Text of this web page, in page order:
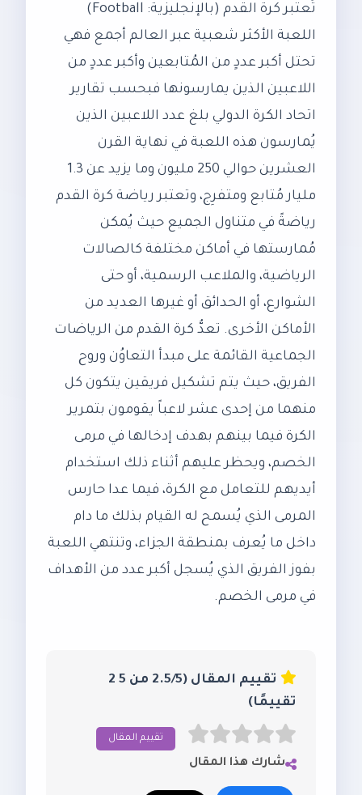
تُعتبر كرة القدم (بالإنجليزية: Football)
اللعبة الأكثر شعبية عبر العالم أجمع فهي
تحتل أكبر عددٍ من المُتابعين وأكبر عددٍ من
اللاعبين الذين يمارسونها فبحسب تقارير
اتحاد الكرة الدولي بلغ عدد اللاعبين الذين
يُمارسون هذه اللعبة في نهاية القرن
العشرين حوالي 250 مليون وما يزيد عن 1.3
مليار مُتابع ومتفرِج، وتعتبر رياضة كرة القدم
رياضةً في متناول الجميع حيث يُمكن
مُمارستها في أماكن مختلفة كالصالات
الرياضية، والملاعب الرسمية، أو حتى
الشوارع، أو الحدائق أو غيرها العديد من
الأماكن الأخرى. تعدُّ كرة القدم من الرياضات
الجماعية القائمة على مبدأ التعاوُن وروح
الفريق، حيث يتم تشكيل فريقين يتكون كل
منهما من إحدى عشر لاعباً يقومون بتمرير
الكرة فيما بينهم بهدف إدخالها في مرمى
الخصم، ويحظر عليهم أثناء ذلك استخدام
أيديهم للتعامل مع الكرة، فيما عدا حارس
المرمى الذي يُسمح له القيام بذلك ما دام
داخل ما يُعرف بمنطقة الجزاء، وتنتهي اللعبة
بفوز الفريق الذي يُسجل أكبر عدد من الأهداف
في مرمى الخصم.
تقييم المقال (2.5/5 من 5 2
تقييمًا)
تقييم المقال
شارك هذا المقال